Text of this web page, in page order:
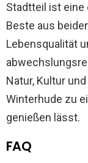
Stadtteil ist eine
Beste aus
Lebensqualität
Natur, Kultur
Winterhude zu
genießen lässt.
FAQ